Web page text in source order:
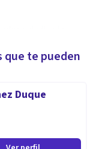
dedicada
diagnóstico, e
que te pueden
Duque